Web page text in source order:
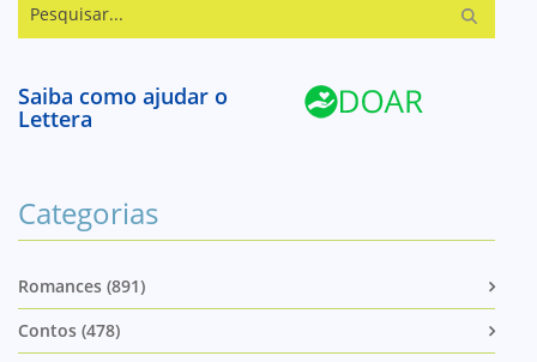
Saiba como ajudar o
Lettera
Categorias
Romances (891)
Contos (478)